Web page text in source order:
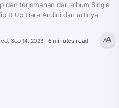
dan terjemahan dari album Single
It Up Tiara Andini dan artinya
6 minutes read